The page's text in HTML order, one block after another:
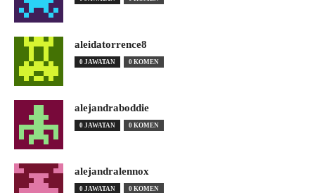
aleidatorrence8
0 JAWATAN 0 KOMEN
alejandraboddie
0 JAWATAN 0 KOMEN
alejandralennox
0 JAWATAN 0 KOMEN